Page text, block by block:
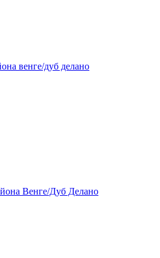
венге/дуб делано
Венге/Дуб Делано